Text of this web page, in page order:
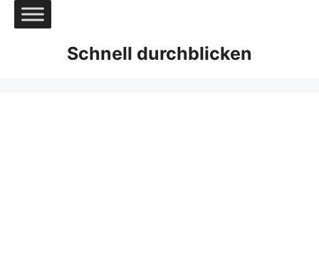
Zum
Inhalt
Schnell durchblicken